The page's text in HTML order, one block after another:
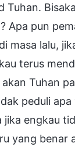
Tuhan.
Apa pun
masa lalu,
terus
Tuhan
peduli apa
jika engkau
yang benar